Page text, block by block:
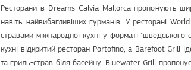
Ресторани в Dreams Calvia Mallorca пропонують
навіть найвибагливіших гурманів. У ресторані
стравами міжнародної кухні у форматі "шведського
кухні відкритий ресторан Portofino, а Barefoot Grill
та гриль-страв біля басейну. Bluewater Grill